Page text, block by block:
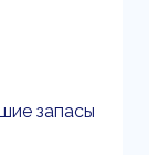
запасы